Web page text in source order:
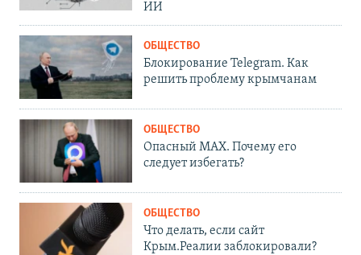
ИИ
ОБЩЕСТВО
Блокирование Telegram. Как
решить проблему крымчанам
ОБЩЕСТВО
Опасный MAX. Почему его
следует избегать?
ОБЩЕСТВО
Что делать, если сайт
Крым.Реалии заблокировали?